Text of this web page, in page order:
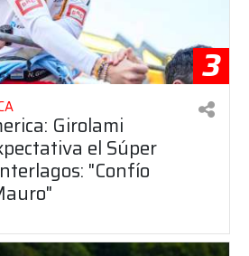
3
Girolami
el Súper
"Confío